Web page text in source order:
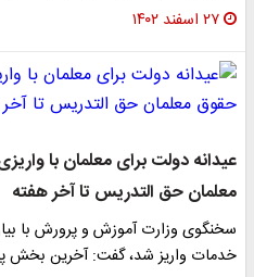
۲۷ اسفند ۱۴۰۲
معلمان حق التدریس تا آخر هفته
خدمات واریز شد، گفت: آخرین بخش